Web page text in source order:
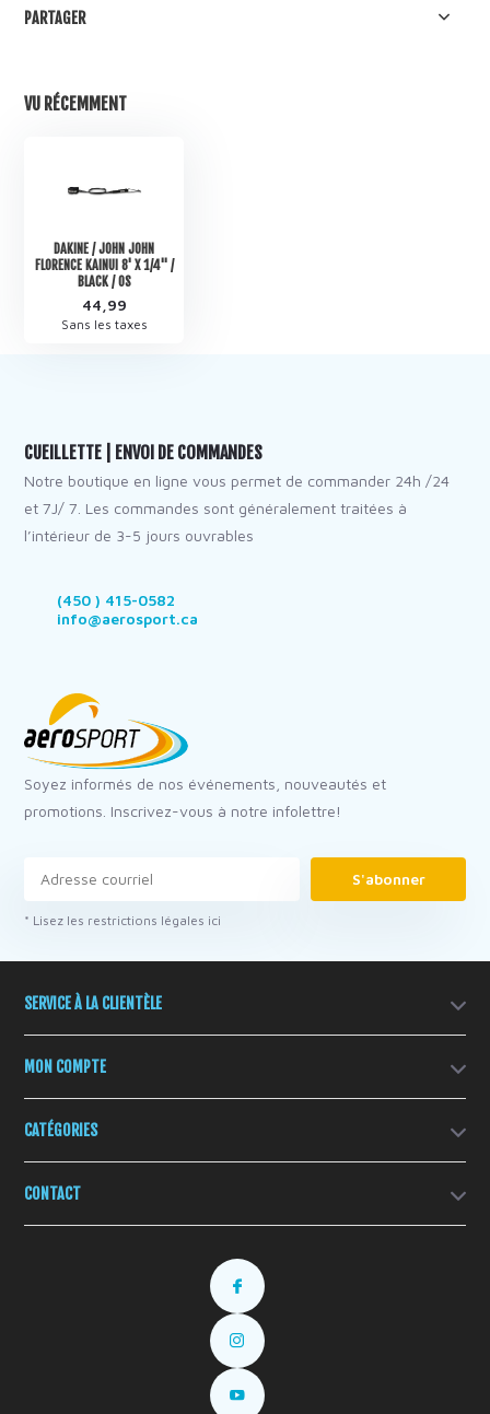
PARTAGER
VU RÉCEMMENT
DAKINE / JOHN JOHN
FLORENCE KAINUI 8' X 1/4" /
BLACK / OS
44,99
Sans les taxes
CUEILLETTE | ENVOI DE COMMANDES
Notre boutique en ligne vous permet de commander 24h /24
et 7J/ 7. Les commandes sont généralement traitées à
l’intérieur de 3-5 jours ouvrables
(450 ) 415-0582
info@aerosport.ca
Soyez informés de nos événements, nouveautés et
promotions. Inscrivez-vous à notre infolettre!
S'abonner
* Lisez les restrictions légales ici
SERVICE À LA CLIENTÈLE
MON COMPTE
CATÉGORIES
CONTACT